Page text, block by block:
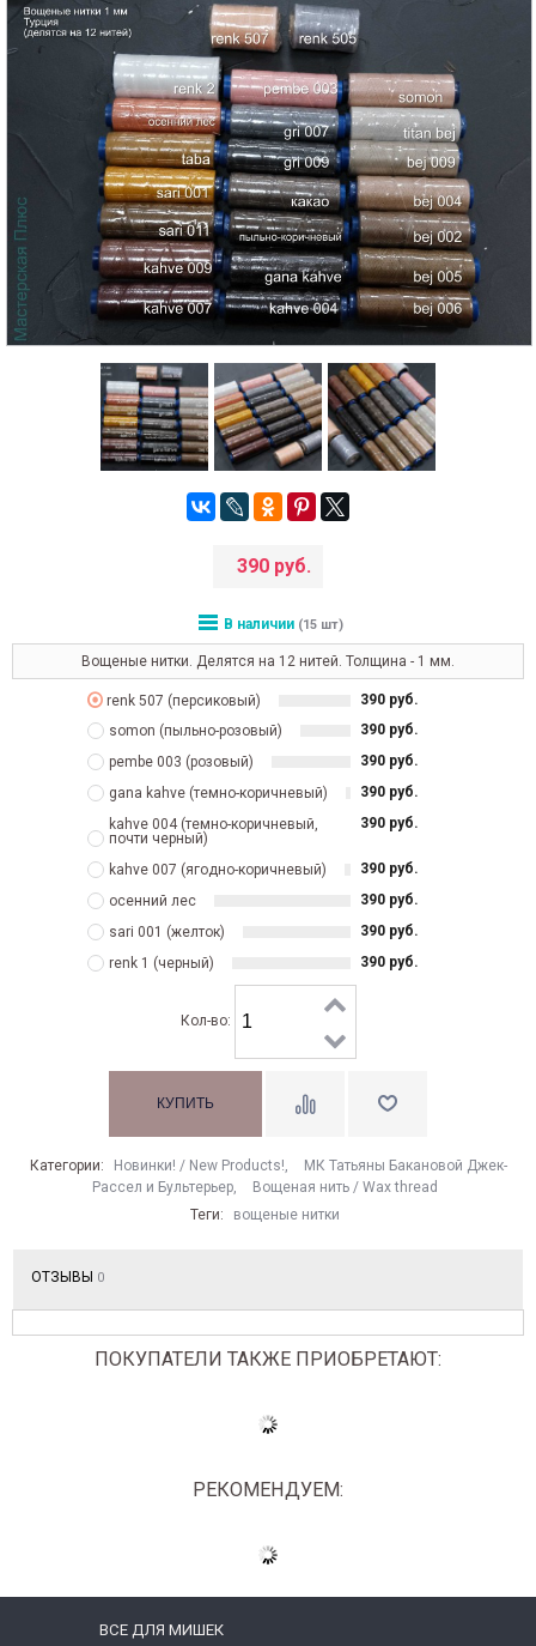
390 руб.
В наличии (15 шт)
Вощеные нитки. Делятся на 12 нитей. Толщина - 1 мм.
renk 507 (персиковый)
390 руб.
somon (пыльно-розовый)
390 руб.
pembe 003 (розовый)
390 руб.
gana kahve (темно-коричневый)
390 руб.
kahve 004 (темно-коричневый,
почти черный)
390 руб.
kahve 007 (ягодно-коричневый)
390 руб.
осенний лес
390 руб.
sari 001 (желток)
390 руб.
renk 1 (черный)
390 руб.
Кол-во:
Категории: Новинки! / New Products!
МК Татьяны Бакановой Джек-
Рассел и Бультерьер
Вощеная нить / Wax thread
Теги:
вощеные нитки
ОТЗЫВЫ 0
ПОКУПАТЕЛИ ТАКЖЕ ПРИОБРЕТАЮТ:
РЕКОМЕНДУЕМ:
ВСЕ ДЛЯ МИШЕК